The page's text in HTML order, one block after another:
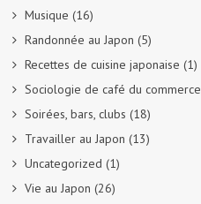
Musique (16)
Randonnée au Japon (5)
Recettes de cuisine japonaise (1)
Sociologie de café du commerce
Soirées, bars, clubs (18)
Travailler au Japon (13)
Uncategorized (1)
Vie au Japon (26)